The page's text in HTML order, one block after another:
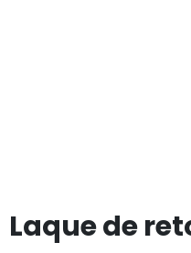
Laque de